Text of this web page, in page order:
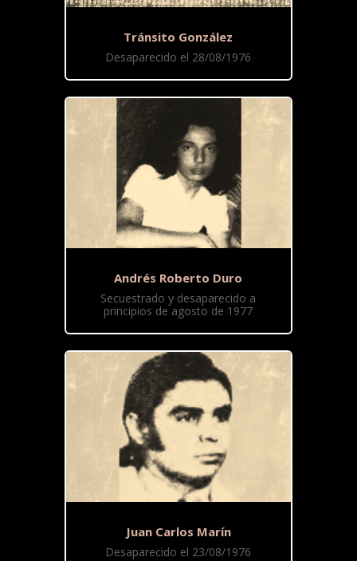
Tránsito González
Desaparecido el 28/08/1976
Andrés Roberto Duro
Secuestrado y desaparecido a
principios de agosto de 1977
Juan Carlos Marín
Desaparecido el 23/08/1976